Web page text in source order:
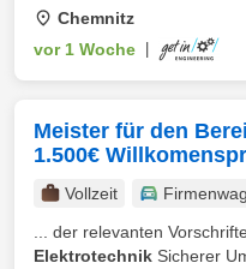
Chemnitz
vor 1 Woche
Meister für den
1.500€
Vollzeit
... der relevanten
Elektrotechnik Sicherer